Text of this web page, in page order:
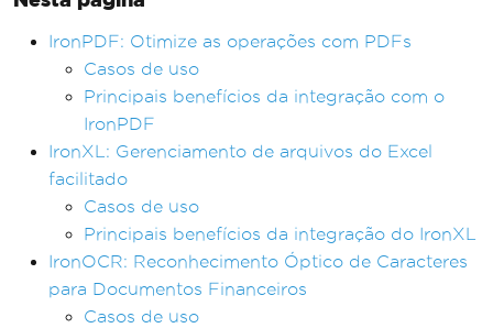
IronPDF: Otimize as operações com PDFs
Casos de uso
Principais benefícios da integração com o
IronPDF
IronXL: Gerenciamento de arquivos do Excel
facilitado
Casos de uso
Principais benefícios da integração do IronXL
IronOCR: Reconhecimento Óptico de Caracteres
para Documentos Financeiros
Casos de uso